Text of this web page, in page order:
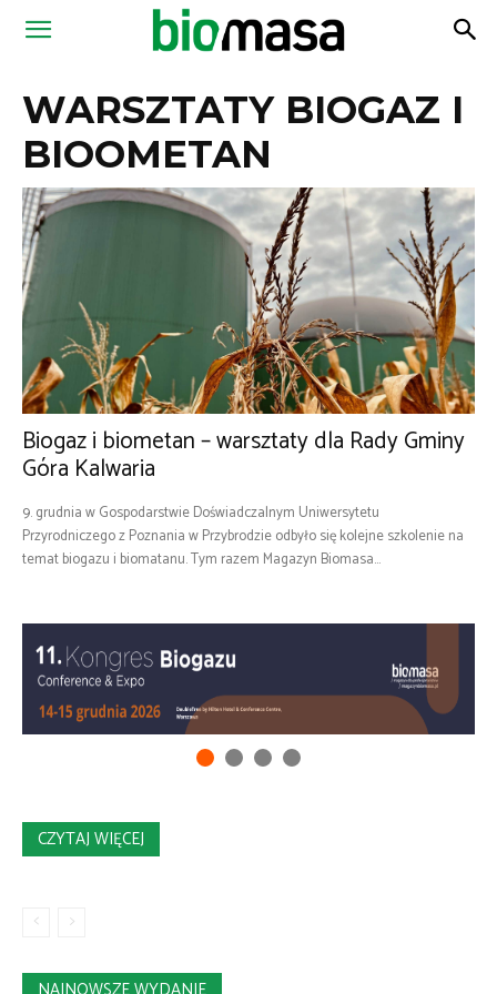
Magazyn
WARSZTATY BIOGAZ I
BIOOMETAN
Biogaz i biometan – warsztaty dla Rady Gminy
Góra Kalwaria
9. grudnia w Gospodarstwie Doświadczalnym Uniwersytetu
Przyrodniczego z Poznania w Przybrodzie odbyło się kolejne szkolenie na
temat biogazu i biomatanu. Tym razem Magazyn Biomasa...
CZYTAJ WIĘCEJ